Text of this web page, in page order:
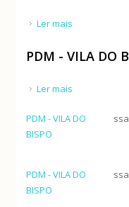
Ler mais
PDM - VILA DO
Ler mais
PDM - VILA DO
BISPO
PDM - VILA DO
BISPO